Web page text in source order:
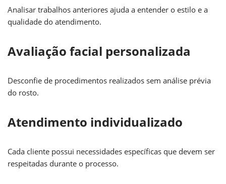
Analisar trabalhos anteriores ajuda a entender o estilo e a
qualidade do atendimento.
Avaliação facial personalizada
Desconfie de procedimentos realizados sem análise prévia
do rosto.
Atendimento individualizado
Cada cliente possui necessidades específicas que devem ser
respeitadas durante o processo.